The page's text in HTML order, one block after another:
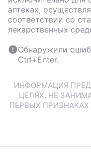
аптеках,
соответствии со
лекарственных
Обнаружили
Ctrl+Enter.
ИНФОРМАЦИЯ
ЦЕЛЯХ. НЕ
ПЕРВЫХ